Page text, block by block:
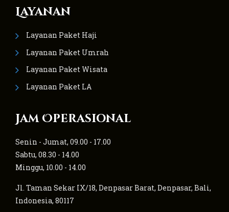
Layanan
Layanan Paket Haji
Layanan Paket Umrah
Layanan Paket Wisata
Layanan Paket LA
Jam Operasional
Senin - Jumat, 09.00 - 17.00
Sabtu, 08.30 - 14.00
Minggu, 10.00 - 14.00
Jl. Taman Sekar IX/18, Denpasar Barat, Denpasar, Bali,
Indonesia, 80117